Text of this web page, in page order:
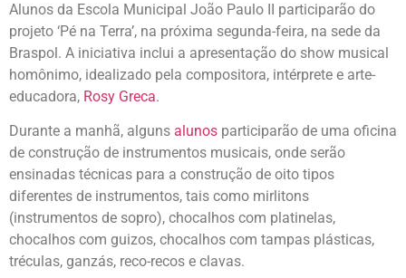
Alunos da Escola Municipal João Paulo II participarão do
projeto ‘Pé na Terra’, na próxima segunda-feira, na sede da
Braspol. A iniciativa inclui a apresentação do show musical
homônimo, idealizado pela compositora, intérprete e arte-
educadora, Rosy Greca.
Durante a manhã, alguns alunos participarão de uma oficina
de construção de instrumentos musicais, onde serão
ensinadas técnicas para a construção de oito tipos
diferentes de instrumentos, tais como mirlitons
(instrumentos de sopro), chocalhos com platinelas,
chocalhos com guizos, chocalhos com tampas plásticas,
tréculas, ganzás, reco-recos e clavas.